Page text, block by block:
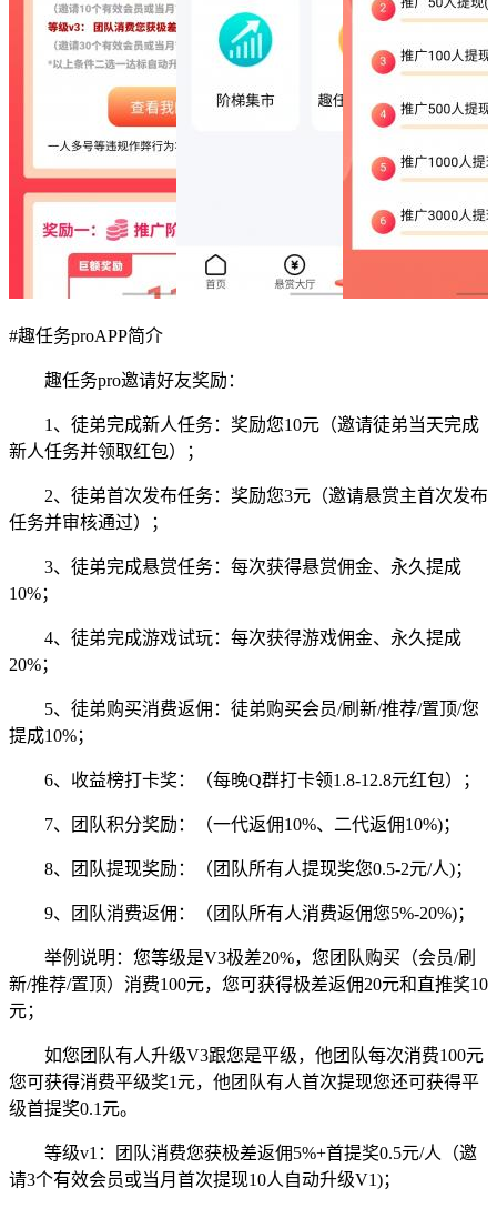
#趣任务proAPP简介
趣任务pro邀请好友奖励：
1、徒弟完成新人任务：奖励您10元（邀请徒弟当天完成
新人任务并领取红包）；
2、徒弟首次发布任务：奖励您3元（邀请悬赏主首次发布
任务并审核通过）；
3、徒弟完成悬赏任务：每次获得悬赏佣金、永久提成
10%；
4、徒弟完成游戏试玩：每次获得游戏佣金、永久提成
20%；
5、徒弟购买消费返佣：徒弟购买会员/刷新/推荐/置顶/您
提成10%；
6、收益榜打卡奖：（每晚Q群打卡领1.8-12.8元红包）；
7、团队积分奖励：（一代返佣10%、二代返佣10%)；
8、团队提现奖励：（团队所有人提现奖您0.5-2元/人)；
9、团队消费返佣：（团队所有人消费返佣您5%-20%)；
举例说明：您等级是V3极差20%，您团队购买（会员/刷
新/推荐/置顶）消费100元，您可获得极差返佣20元和直推奖10
元；
如您团队有人升级V3跟您是平级，他团队每次消费100元
您可获得消费平级奖1元，他团队有人首次提现您还可获得平
级首提奖0.1元。
等级v1：团队消费您获极差返佣5%+首提奖0.5元/人（邀
请3个有效会员或当月首次提现10人自动升级V1)；